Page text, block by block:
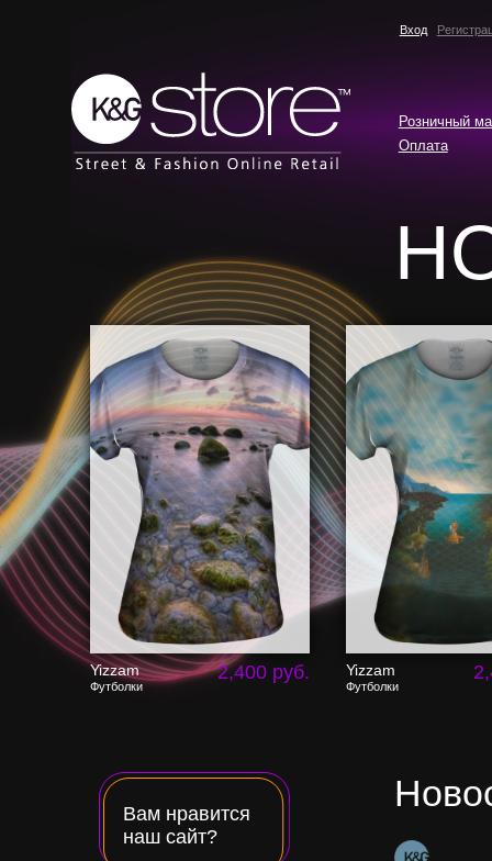
Вход
Розничный
Оплата
Yizzam
Футболки
2,400 руб. Yizzam
Футболки
Вам нравится
наш сайт?